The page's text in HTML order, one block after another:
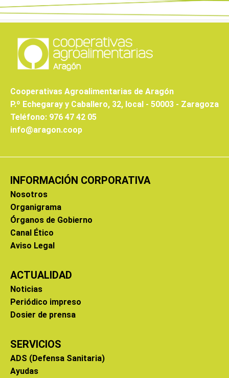
Cooperativas Agroalimentarias de Aragón
P.º Echegaray y Caballero, 32, local - 50003 - Zaragoza
Teléfono: 976 47 42 05
info@aragon.coop
INFORMACIÓN CORPORATIVA
Nosotros
Organigrama
Órganos de Gobierno
Canal Ético
Aviso Legal
ACTUALIDAD
Noticias
Periódico impreso
Dosier de prensa
SERVICIOS
ADS (Defensa Sanitaria)
Ayudas